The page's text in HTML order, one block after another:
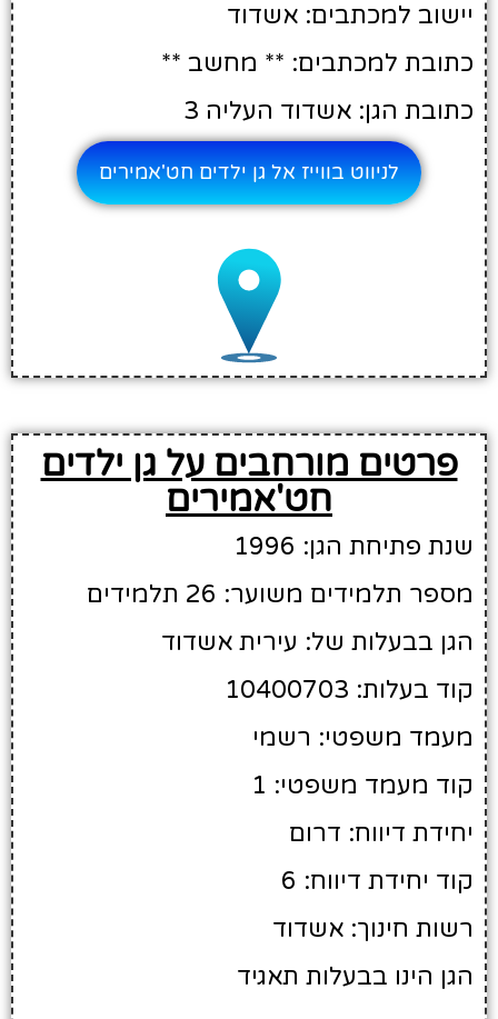
יישוב למכתבים: אשדוד
כתובת למכתבים: ** מחשב **
כתובת הגן: אשדוד העליה 3
לניווט בווייז אל גן ילדים חט'אמירים
פרטים מורחבים על גן ילדים
חט'אמירים
שנת פתיחת הגן: 1996
מספר תלמידים משוער: 26 תלמידים
הגן בבעלות של: עירית אשדוד
קוד בעלות: 10400703
מעמד משפטי: רשמי
קוד מעמד משפטי: 1
יחידת דיווח: דרום
קוד יחידת דיווח: 6
רשות חינוך: אשדוד
הגן הינו בבעלות תאגיד